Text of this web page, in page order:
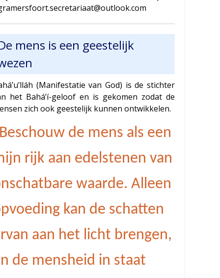
mens is een geestelijk
(Manifestatie van God) is de stichter
het Bahá’í-geloof en is gekomen zodat de
zich ook geestelijk kunnen ontwikkelen.
de mens als een
rijk aan edelstenen van
waarde. Alleen
kan de schatten
aan het licht brengen,
de mensheid in staat